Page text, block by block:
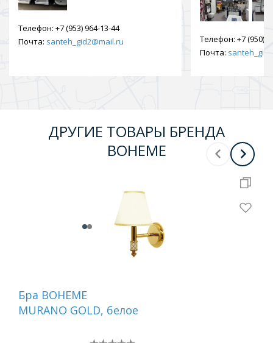
Телефон: +7 (953) 964-13-44
Почта: santeh_gid2@mail.ru Телефон: +7 (950)
Почта:
ДРУГИЕ ТОВАРЫ БРЕНДА
BOHEME
Бра BOHEME
MURANO GOLD, белое